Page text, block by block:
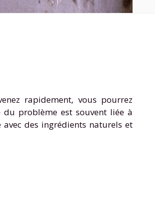
rapidement, vous pourrez
problème est souvent liée à
des ingrédients naturels et